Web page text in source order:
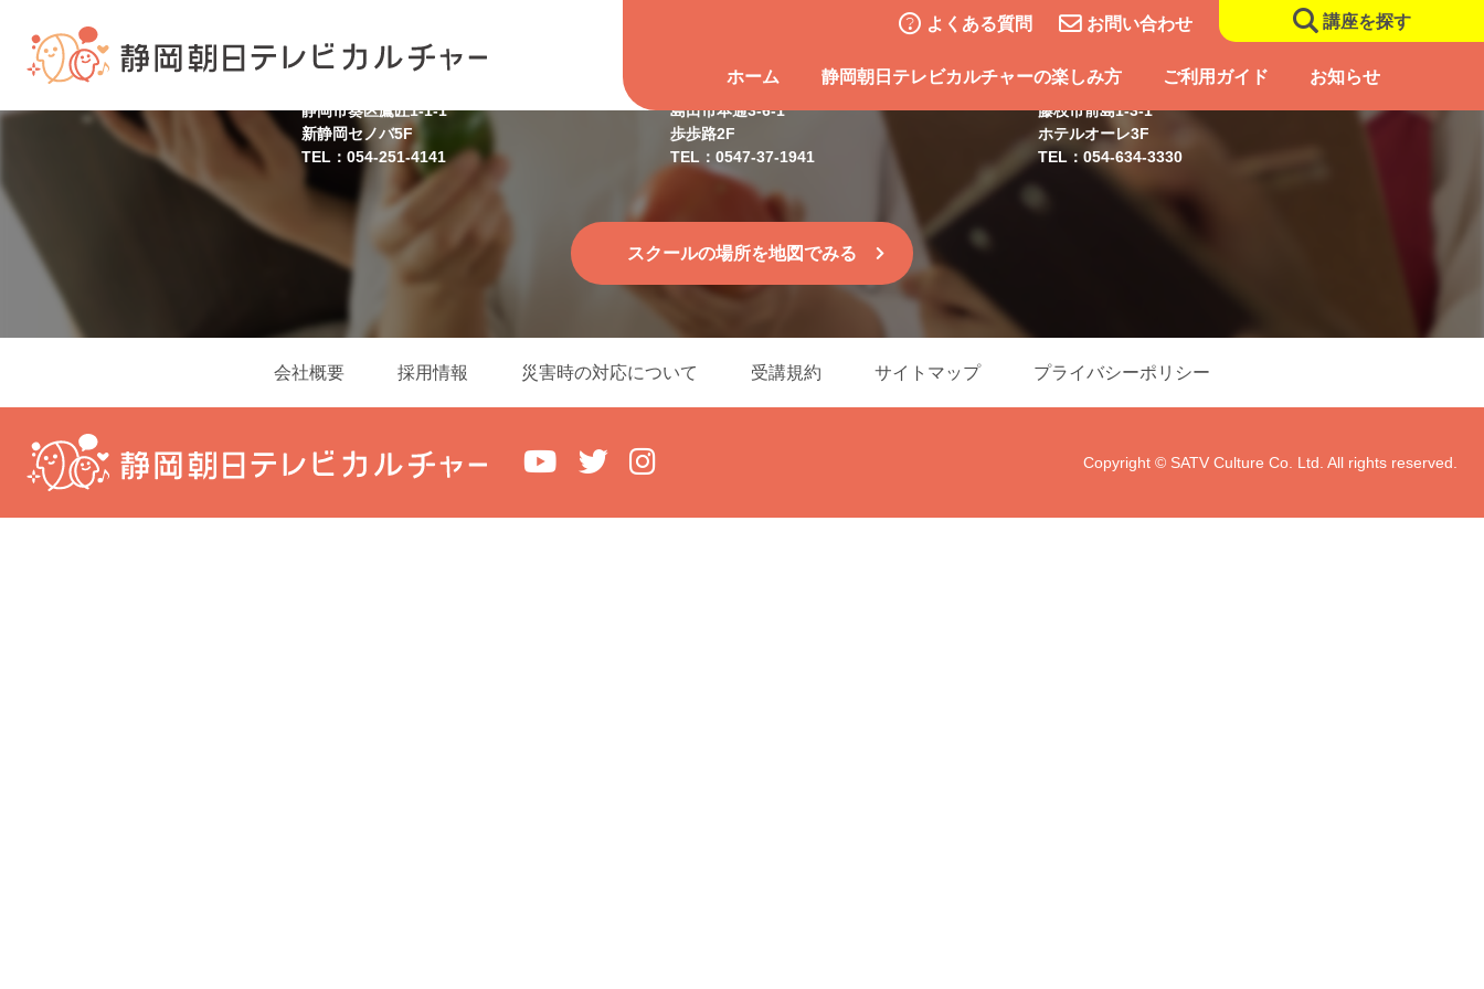
よくある質問 お問い合わせ 講座を探す
ホーム 静岡朝日テレビカルチャーの楽しみ方 ご利用ガイド お知らせ
静岡スクール
静岡市葵区鷹匠1-1-1
新静岡セノバ5F
TEL：054-251-4141
島田スクール
島田市本通3-6-1
歩歩路2F
TEL：0547-37-1941
藤枝スクール
藤枝市前島1-3-1
ホテルオーレ3F
TEL：054-634-3330
スクールの場所を地図でみる
会社概要 採用情報 災害時の対応について 受講規約 サイトマップ プライバシーポリシー
Copyright © SATV Culture Co. Ltd. All rights reserved.